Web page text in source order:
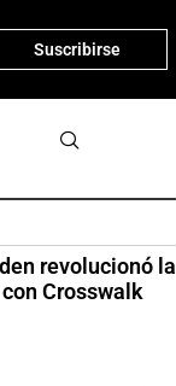
Suscribirse
revolucionó la
Crosswalk